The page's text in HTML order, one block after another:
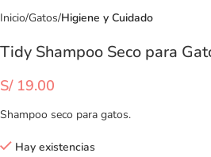
Inicio Gatos Higiene y Cuidado
Tidy Shampoo Seco para
S/19.00
Shampoo seco para gatos.
Hay existencias